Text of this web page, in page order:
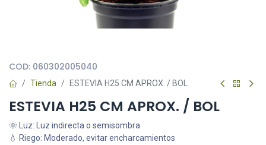
COD: 060302005040
Tienda ESTEVIA H25 CM APROX. / BOL
ESTEVIA H25 CM APROX. / BOL
🌞 Luz: Luz indirecta o semisombra
💧 Riego: Moderado, evitar encharcamientos